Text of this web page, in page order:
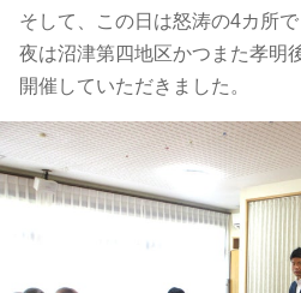
そして、この日は怒涛の4カ所
夜は沼津第四地区かつまた孝明
開催していただきました。